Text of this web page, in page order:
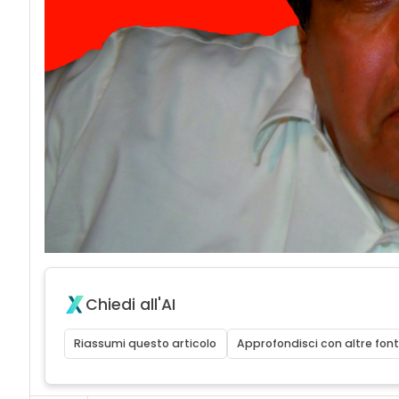
Chiedi all'AI
Riassumi questo articolo Approfondisci con altre